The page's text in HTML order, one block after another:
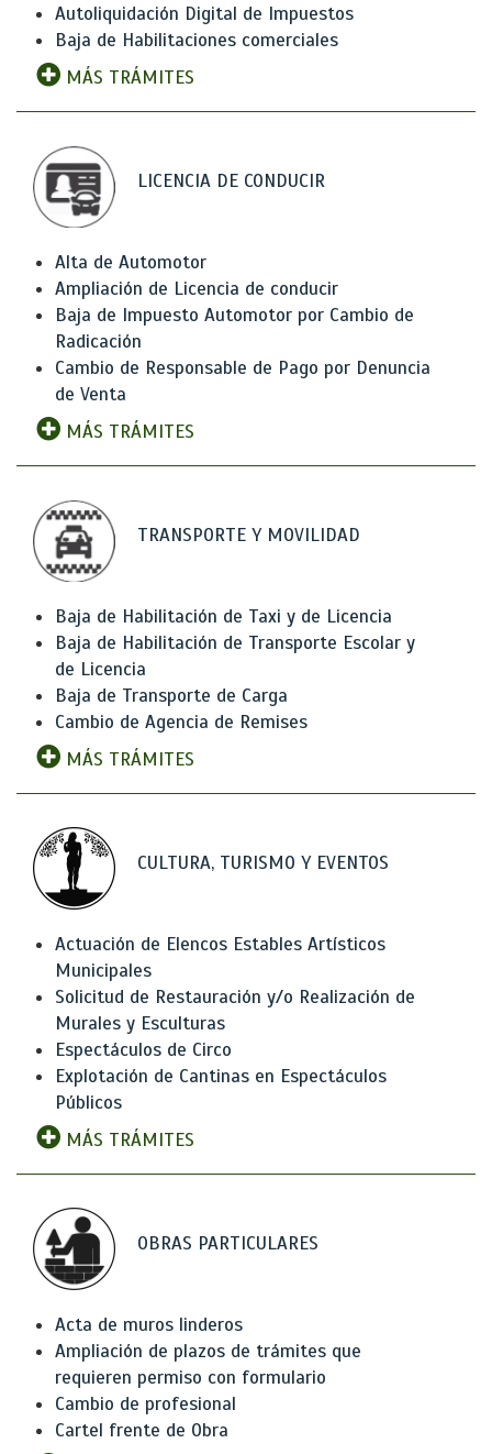
Autoliquidación Digital de Impuestos
Baja de Habilitaciones comerciales
MÁS TRÁMITES
LICENCIA DE CONDUCIR
Alta de Automotor
Ampliación de Licencia de conducir
Baja de Impuesto Automotor por Cambio de
Radicación
Cambio de Responsable de Pago por Denuncia
de Venta
MÁS TRÁMITES
TRANSPORTE Y MOVILIDAD
Baja de Habilitación de Taxi y de Licencia
Baja de Habilitación de Transporte Escolar y
de Licencia
Baja de Transporte de Carga
Cambio de Agencia de Remises
MÁS TRÁMITES
CULTURA, TURISMO Y EVENTOS
Actuación de Elencos Estables Artísticos
Municipales
Solicitud de Restauración y/o Realización de
Murales y Esculturas
Espectáculos de Circo
Explotación de Cantinas en Espectáculos
Públicos
MÁS TRÁMITES
OBRAS PARTICULARES
Acta de muros linderos
Ampliación de plazos de trámites que
requieren permiso con formulario
Cambio de profesional
Cartel frente de Obra